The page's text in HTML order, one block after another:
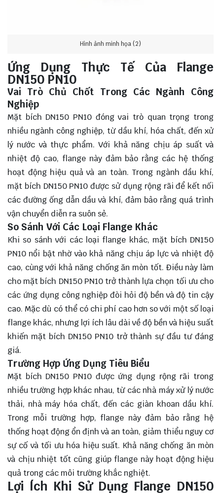
Hình ảnh minh họa (2)
Ứng Dụng Thực Tế Của Flange
DN150 PN10
Vai Trò Chủ Chốt Trong Các Ngành Công
Nghiệp
Mặt bích DN150 PN10 đóng vai trò quan trọng trong
nhiều ngành công nghiệp, từ dầu khí, hóa chất, đến xử
lý nước và thực phẩm. Với khả năng chịu áp suất và
nhiệt độ cao, flange này đảm bảo rằng các hệ thống
hoạt động hiệu quả và an toàn. Trong ngành dầu khí,
mặt bích DN150 PN10 được sử dụng rộng rãi để kết nối
các đường ống dẫn dầu và khí, đảm bảo rằng quá trình
vận chuyển diễn ra suôn sẻ.
So Sánh Với Các Loại Flange Khác
Khi so sánh với các loại flange khác, mặt bích DN150
PN10 nổi bật nhờ vào khả năng chịu áp lực và nhiệt độ
cao, cùng với khả năng chống ăn mòn tốt. Điều này làm
cho mặt bích DN150 PN10 trở thành lựa chọn tối ưu cho
các ứng dụng công nghiệp đòi hỏi độ bền và độ tin cậy
cao. Mặc dù có thể có chi phí cao hơn so với một số loại
flange khác, nhưng lợi ích lâu dài về độ bền và hiệu suất
khiến mặt bích DN150 PN10 trở thành sự đầu tư đáng
giá.
Trường Hợp Ứng Dụng Tiêu Biểu
Mặt bích DN150 PN10 được ứng dụng rộng rãi trong
nhiều trường hợp khác nhau, từ các nhà máy xử lý nước
thải, nhà máy hóa chất, đến các giàn khoan dầu khí.
Trong mỗi trường hợp, flange này đảm bảo rằng hệ
thống hoạt động ổn định và an toàn, giảm thiểu nguy cơ
sự cố và tối ưu hóa hiệu suất. Khả năng chống ăn mòn
và chịu nhiệt tốt cũng giúp flange này hoạt động hiệu
quả trong các môi trường khắc nghiệt.
Lợi Ích Khi Sử Dụng Flange DN150